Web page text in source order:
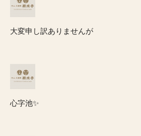
大変申し訳ありませんが
心字池✨